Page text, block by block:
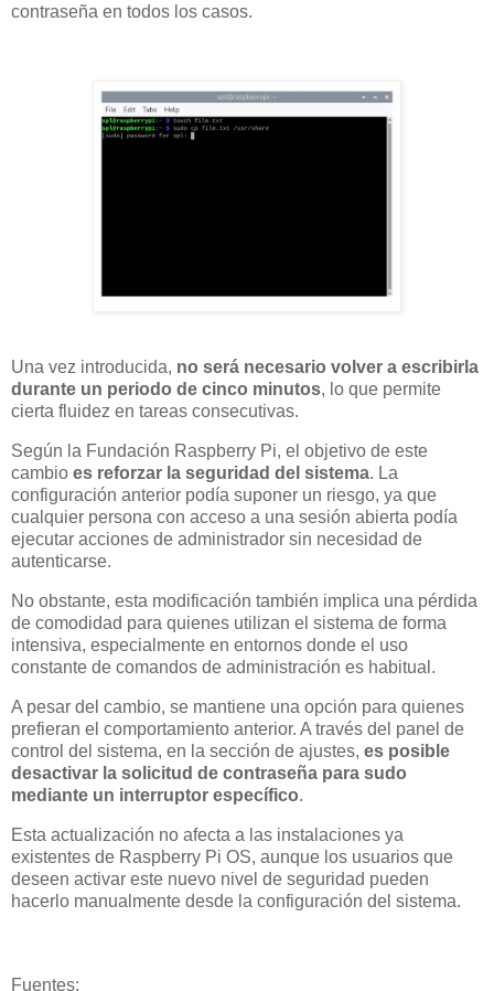
contraseña en todos los casos.
Una vez introducida, no será necesario volver a escribirla
durante un periodo de cinco minutos, lo que permite
cierta fluidez en tareas consecutivas.
Según la Fundación Raspberry Pi, el objetivo de este
cambio es reforzar la seguridad del sistema. La
configuración anterior podía suponer un riesgo, ya que
cualquier persona con acceso a una sesión abierta podía
ejecutar acciones de administrador sin necesidad de
autenticarse.
No obstante, esta modificación también implica una pérdida
de comodidad para quienes utilizan el sistema de forma
intensiva, especialmente en entornos donde el uso
constante de comandos de administración es habitual.
A pesar del cambio, se mantiene una opción para quienes
prefieran el comportamiento anterior. A través del panel de
control del sistema, en la sección de ajustes, es posible
desactivar la solicitud de contraseña para sudo
mediante un interruptor específico.
Esta actualización no afecta a las instalaciones ya
existentes de Raspberry Pi OS, aunque los usuarios que
deseen activar este nuevo nivel de seguridad pueden
hacerlo manualmente desde la configuración del sistema.
Fuentes: